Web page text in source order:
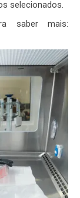
selecionados.
saber mais: